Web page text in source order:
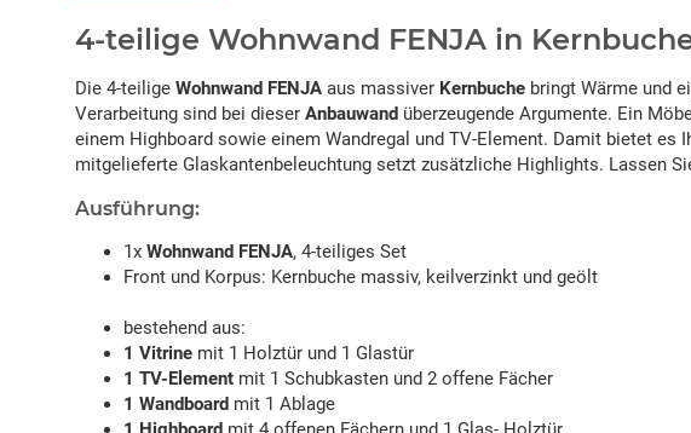
4-teilige Wohnwand FENJA in
Die 4-teilige Wohnwand FENJA aus massiver Kernbuche bringt Wärme und
Verarbeitung sind bei dieser Anbauwand überzeugende Argumente. Ein
einem Highboard sowie einem Wandregal und TV-Element. Damit bietet es
mitgelieferte Glaskantenbeleuchtung setzt zusätzliche Highlights. Lassen
Ausführung:
1x Wohnwand FENJA, 4-teiliges Set
Front und Korpus: Kernbuche massiv, keilverzinkt und geölt
bestehend aus:
1 Vitrine mit 1 Holztür und 1 Glastür
1 TV-Element mit 1 Schubkasten und 2 offene Fächer
1 Wandboard mit 1 Ablage